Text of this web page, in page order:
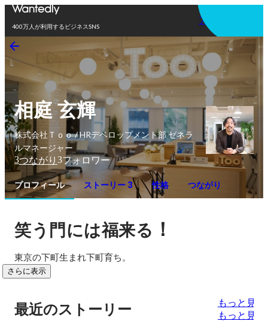
400万人が利用するビジネスSNS
アプリを使う
相庭 玄輝
株式会社Ｔｏｏ / HRデベロップメント部 ゼネラ
ルマネージャー
3つながり 3フォロワー
プロフィール ストーリー 3 性格 つながり
笑う門には福来る ！
東京の下町生まれ下町育ち。
さらに表示
最近のストーリー
もっと見る
もっと見る